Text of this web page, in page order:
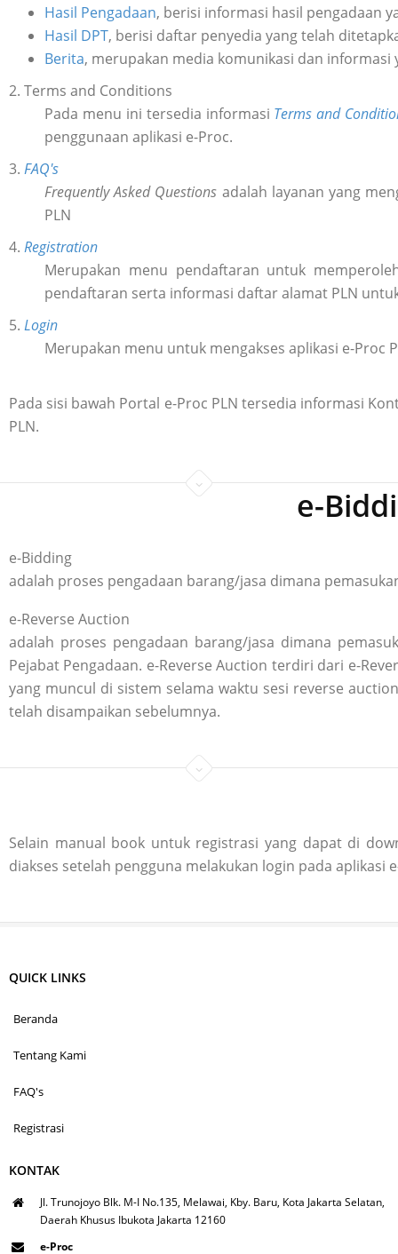
Hasil Pengadaan, berisi informasi hasil pengadaan
Hasil DPT, berisi daftar penyedia yang telah
Berita, merupakan media komunikasi dan
2. Terms and Conditions
Pada menu ini tersedia informasi Terms and
penggunaan aplikasi e-Proc.
3. FAQ's
Frequently Asked Questions adalah layanan yang
PLN
4. Registration
Merupakan menu pendaftaran untuk
pendaftaran serta informasi daftar alamat PLN
5. Login
Merupakan menu untuk mengakses aplikasi e-
Pada sisi bawah Portal e-Proc PLN tersedia informasi
PLN.
e-
e-Bidding
adalah proses pengadaan barang/jasa dimana
e-Reverse Auction
adalah proses pengadaan barang/jasa dimana
Pejabat Pengadaan. e-Reverse Auction terdiri dari e-
yang muncul di sistem selama waktu sesi reverse
telah disampaikan sebelumnya.
Selain manual book untuk registrasi yang dapat di
diakses setelah pengguna melakukan login pada aplikasi
QUICK LINKS
Beranda
Tentang Kami
FAQ's
Registrasi
KONTAK
Jl. Trunojoyo Blk. M-I No.135, Melawai, Kby. Baru, Kota Jakarta Selatan,
Daerah Khusus Ibukota Jakarta 12160
e-Proc